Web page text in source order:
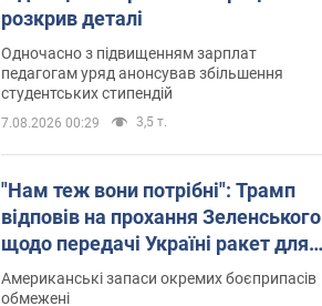
розкрив деталі
Одночасно з підвищенням зарплат
педагогам уряд анонсував збільшення
студентських стипендій
7.08.2026 00:29 3,5 т.
"Нам теж вони потрібні": Трамп
відповів на прохання Зеленського
щодо передачі Україні ракет для
Patriot
Американські запаси окремих боєприпасів
обмежені